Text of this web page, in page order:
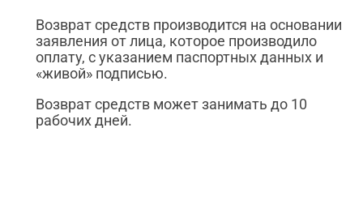
Возврат средств производится на основании
заявления от лица, которое производило
оплату, с указанием паспортных данных и
«живой» подписью.
Возврат средств может занимать до 10
рабочих дней.